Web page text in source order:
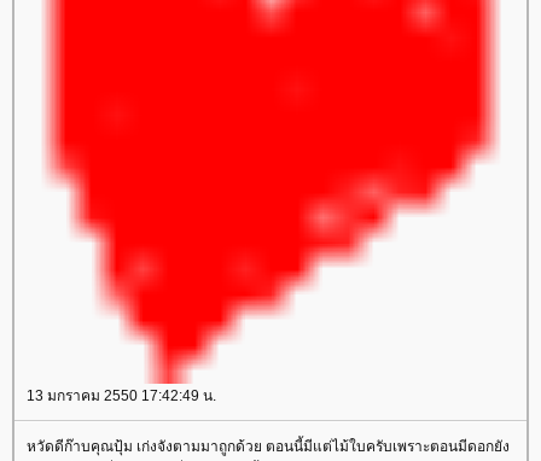
13 มกราคม 2550 17:42:49 น.
หวัดดีก๊าบคุณปุ้ม เก่งจังตามมาถูกด้วย ตอนนี้มีแต่ไม้ใบครับเพราะตอนมีดอกยัง